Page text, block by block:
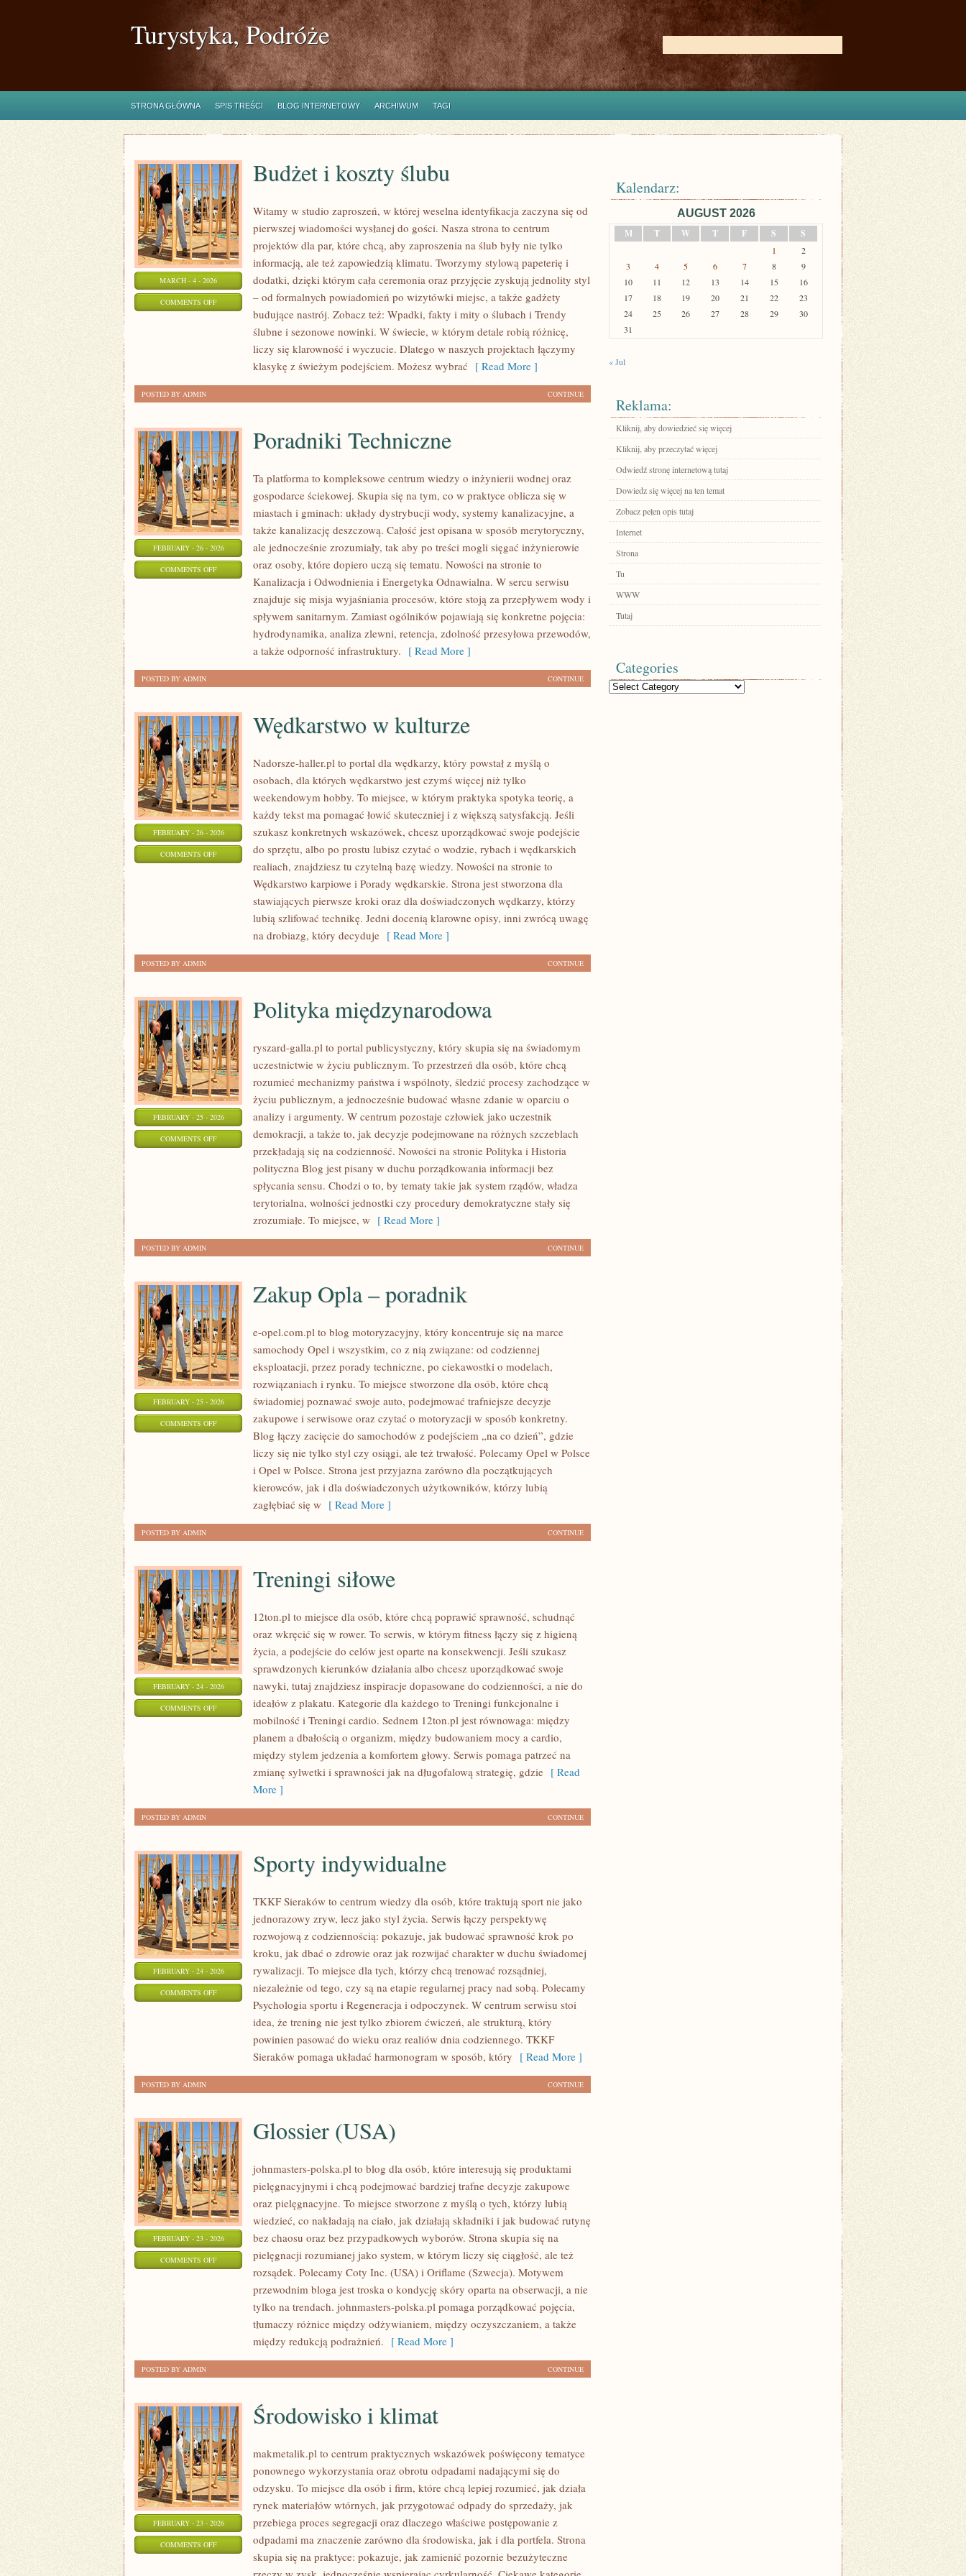
Turystyka, Podróże
STRONA GŁÓWNA SPIS TREŚCI BLOG INTERNETOWY ARCHIWUM TAGI
MARCH - 4 - 2026
COMMENTS OFFON
Budżet i koszty ślubu
Witamy w studio zaproszeń, w której weselna identyfikacja zaczyna się od
pierwszej wiadomości wysłanej do gości. Nasza strona to centrum
projektów dla par, które chcą, aby zaproszenia na ślub były nie tylko
informacją, ale też zapowiedzią klimatu. Tworzymy stylową papeterię i
dodatki, dzięki którym cała ceremonia oraz przyjęcie zyskują jednolity styl
– od formalnych powiadomień po wizytówki miejsc, a także gadżety
budujące nastrój. Zobacz też: Wpadki, fakty i mity o ślubach i Trendy
ślubne i sezonowe nowinki. W świecie, w którym detale robią różnicę,
liczy się klarowność i wyczucie. Dlatego w naszych projektach łączymy
klasykę z świeżym podejściem. Możesz wybrać [ Read More ]
CONTINUE
POSTED BY ADMIN
FEBRUARY - 26 - 2026
COMMENTS OFFON
PORADNIKI
TECHNICZNE
Poradniki Techniczne
Ta platforma to kompleksowe centrum wiedzy o inżynierii wodnej oraz
gospodarce ściekowej. Skupia się na tym, co w praktyce oblicza się w
miastach i gminach: układy dystrybucji wody, systemy kanalizacyjne, a
także kanalizację deszczową. Całość jest opisana w sposób merytoryczny,
ale jednocześnie zrozumiały, tak aby po treści mogli sięgać inżynierowie
oraz osoby, które dopiero uczą się tematu. Nowości na stronie to
Kanalizacja i Odwodnienia i Energetyka Odnawialna. W sercu serwisu
znajduje się misja wyjaśniania procesów, które stoją za przepływem wody i
spływem sanitarnym. Zamiast ogólników pojawiają się konkretne pojęcia:
hydrodynamika, analiza zlewni, retencja, zdolność przesyłowa przewodów,
a także odporność infrastruktury. [ Read More ]
CONTINUE
POSTED BY ADMIN
FEBRUARY - 26 - 2026
COMMENTS OFFON
WĘDKARSTWO
Wędkarstwo w kulturze
Nadorsze-haller.pl to portal dla wędkarzy, który powstał z myślą o
osobach, dla których wędkarstwo jest czymś więcej niż tylko
weekendowym hobby. To miejsce, w którym praktyka spotyka teorię, a
każdy tekst ma pomagać łowić skuteczniej i z większą satysfakcją. Jeśli
szukasz konkretnych wskazówek, chcesz uporządkować swoje podejście
do sprzętu, albo po prostu lubisz czytać o wodzie, rybach i wędkarskich
realiach, znajdziesz tu czytelną bazę wiedzy. Nowości na stronie to
Wędkarstwo karpiowe i Porady wędkarskie. Strona jest stworzona dla
stawiających pierwsze kroki oraz dla doświadczonych wędkarzy, którzy
lubią szlifować technikę. Jedni docenią klarowne opisy, inni zwrócą uwagę
na drobiazg, który decyduje [ Read More ]
CONTINUE
POSTED BY ADMIN
FEBRUARY - 25 - 2026
COMMENTS OFFON
MIĘDZYNARODOWA
Polityka międzynarodowa
ryszard-galla.pl to portal publicystyczny, który skupia się na świadomym
uczestnictwie w życiu publicznym. To przestrzeń dla osób, które chcą
rozumieć mechanizmy państwa i wspólnoty, śledzić procesy zachodzące w
życiu publicznym, a jednocześnie budować własne zdanie w oparciu o
analizy i argumenty. W centrum pozostaje człowiek jako uczestnik
demokracji, a także to, jak decyzje podejmowane na różnych szczeblach
przekładają się na codzienność. Nowości na stronie Polityka i Historia
polityczna Blog jest pisany w duchu porządkowania informacji bez
spłycania sensu. Chodzi o to, by tematy takie jak system rządów, władza
terytorialna, wolności jednostki czy procedury demokratyczne stały się
zrozumiałe. To miejsce, w [ Read More ]
CONTINUE
POSTED BY ADMIN
FEBRUARY - 25 - 2026
COMMENTS OFFON
Zakup Opla – poradnik
e-opel.com.pl to blog motoryzacyjny, który koncentruje się na marce
samochody Opel i wszystkim, co z nią związane: od codziennej
eksploatacji, przez porady techniczne, po ciekawostki o modelach,
rozwiązaniach i rynku. To miejsce stworzone dla osób, które chcą
świadomiej poznawać swoje auto, podejmować trafniejsze decyzje
zakupowe i serwisowe oraz czytać o motoryzacji w sposób konkretny.
Blog łączy zacięcie do samochodów z podejściem „na co dzień”, gdzie
liczy się nie tylko styl czy osiągi, ale też trwałość. Polecamy Opel w Polsce
i Opel w Polsce. Strona jest przyjazna zarówno dla początkujących
kierowców, jak i dla doświadczonych użytkowników, którzy lubią
zagłębiać się w [ Read More ]
CONTINUE
POSTED BY ADMIN
FEBRUARY - 24 - 2026
COMMENTS OFFON
Treningi siłowe
12ton.pl to miejsce dla osób, które chcą poprawić sprawność, schudnąć
oraz wkręcić się w rower. To serwis, w którym fitness łączy się z higieną
życia, a podejście do celów jest oparte na konsekwencji. Jeśli szukasz
sprawdzonych kierunków działania albo chcesz uporządkować swoje
nawyki, tutaj znajdziesz inspiracje dopasowane do codzienności, a nie do
ideałów z plakatu. Kategorie dla każdego to Treningi funkcjonalne i
mobilność i Treningi cardio. Sednem 12ton.pl jest równowaga: między
planem a dbałością o organizm, między budowaniem mocy a cardio,
między stylem jedzenia a komfortem głowy. Serwis pomaga patrzeć na
zmianę sylwetki i sprawności jak na długofalową strategię, gdzie [ Read
More ]
CONTINUE
POSTED BY ADMIN
FEBRUARY - 24 - 2026
COMMENTS OFFON
INDYWIDUALNE
Sporty indywidualne
TKKF Sieraków to centrum wiedzy dla osób, które traktują sport nie jako
jednorazowy zryw, lecz jako styl życia. Serwis łączy perspektywę
rozwojową z codziennością: pokazuje, jak budować sprawność krok po
kroku, jak dbać o zdrowie oraz jak rozwijać charakter w duchu świadomej
rywalizacji. To miejsce dla tych, którzy chcą trenować rozsądniej,
niezależnie od tego, czy są na etapie regularnej pracy nad sobą. Polecamy
Psychologia sportu i Regeneracja i odpoczynek. W centrum serwisu stoi
idea, że trening nie jest tylko zbiorem ćwiczeń, ale strukturą, który
powinien pasować do wieku oraz realiów dnia codziennego. TKKF
Sieraków pomaga układać harmonogram w sposób, który [ Read More ]
CONTINUE
POSTED BY ADMIN
FEBRUARY - 23 - 2026
COMMENTS OFFON
Glossier (USA)
johnmasters-polska.pl to blog dla osób, które interesują się produktami
pielęgnacyjnymi i chcą podejmować bardziej trafne decyzje zakupowe
oraz pielęgnacyjne. To miejsce stworzone z myślą o tych, którzy lubią
wiedzieć, co nakładają na ciało, jak działają składniki i jak budować rutynę
bez chaosu oraz bez przypadkowych wyborów. Strona skupia się na
pielęgnacji rozumianej jako system, w którym liczy się ciągłość, ale też
rozsądek. Polecamy Coty Inc. (USA) i Oriflame (Szwecja). Motywem
przewodnim bloga jest troska o kondycję skóry oparta na obserwacji, a nie
tylko na trendach. johnmasters-polska.pl pomaga porządkować pojęcia,
tłumaczy różnice między odżywianiem, między oczyszczaniem, a także
między redukcją podrażnień. [ Read More ]
CONTINUE
POSTED BY ADMIN
FEBRUARY - 23 - 2026
COMMENTS OFFON
ŚRODOWISKO
Środowisko i klimat
makmetalik.pl to centrum praktycznych wskazówek poświęcony tematyce
ponownego wykorzystania oraz obrotu odpadami nadającymi się do
odzysku. To miejsce dla osób i firm, które chcą lepiej rozumieć, jak działa
rynek materiałów wtórnych, jak przygotować odpady do sprzedaży, jak
przebiega proces segregacji oraz dlaczego właściwe postępowanie z
odpadami ma znaczenie zarówno dla środowiska, jak i dla portfela. Strona
skupia się na praktyce: pokazuje, jak zamienić pozornie bezużyteczne
Kalendarz:
AUGUST 2026
M
T W T F S S
1
2
3
4 5 6 7 8
9
10
11 12 13 14 15
16
17
18 19 20 21 22
23
24
25 26 27 28 29
30
31
« Jul
Reklama:
Kliknij, aby dowiedzieć się więcej
Kliknij, aby przeczytać więcej
Odwiedź stronę internetową tutaj
Dowiedz się więcej na ten temat
Zobacz pełen opis tutaj
Internet
Strona
Tu
WWW
Tutaj
Categories
Categories